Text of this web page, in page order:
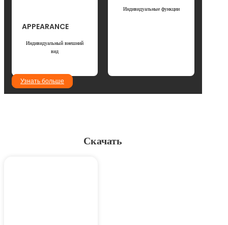
APPEARANCE
Индивидуальный внешний
вид
Индивидуальные функции
Узнать больше
Скачать